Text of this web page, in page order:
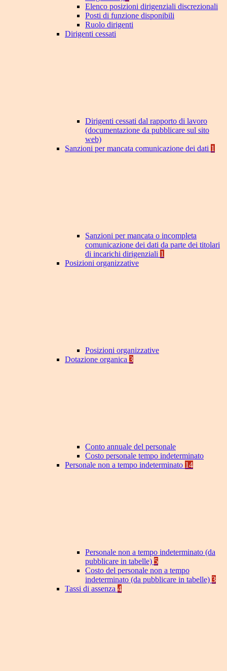
Elenco posizioni dirigenziali discrezionali
Posti di funzione disponibili
Ruolo dirigenti
Dirigenti cessati
Dirigenti cessati dal rapporto di lavoro
(documentazione da pubblicare sul sito
web)
Sanzioni per mancata comunicazione dei dati 1
Sanzioni per mancata o incompleta
comunicazione dei dati da parte dei titolari
di incarichi dirigenziali 1
Posizioni organizzative
Posizioni organizzative
Dotazione organica 3
Conto annuale del personale
Costo personale tempo indeterminato
Personale non a tempo indeterminato 14
Personale non a tempo indeterminato (da
pubblicare in tabelle) 5
Costo del personale non a tempo
indeterminato (da pubblicare in tabelle) 3
Tassi di assenza 4